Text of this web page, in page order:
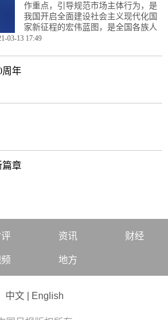
作重点，引导规范市场主体行为，是
我国开启全面建设社会主义现代化国
家新征程的宏伟蓝图，是全国各族人
03-13 17:49
周年
篇章
评 资讯 财经
地方
中文 English